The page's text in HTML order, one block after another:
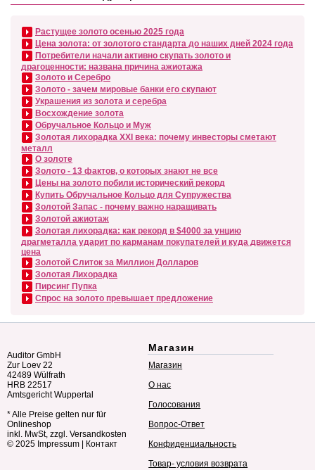
Растущее золото осенью 2025 года
Цена золота: от золотого стандарта до наших дней 2024 года
Потребители начали активно скупать золото и
драгоценности: названа причина ажиотажа
Золото и Серебро
Золото - зачем мировые банки его скупают
Украшения из золота и серебра
Восхождение золота
Обручальное Кольцо и Муж
Золотая лихорадка XXI века: почему инвесторы сметают
металл
О золоте
Золото - 13 фактов, о которых знают не все
Цены на золото побили исторический рекорд
Купить Обручальное Кольцо для Супружества
Золотой Запас - почему важно наращивать
Золотой ажиотаж
Золотая лихорадка: как рекорд в $4000 за унцию
драгметалла ударит по карманам покупателей и куда движется
цена
Золотой Слиток за Миллион Долларов
Золотая Лихорадка
Пирсинг Пупка
Спрос на золото превышает предложение
Auditor GmbH
Zur Loev 22
42489 Wülfrath
HRB 22517
Amtsgericht Wuppertal
* Alle Preise gelten nur für
Onlineshop
inkl. MwSt, zzgl. Versandkosten
© 2025 Impressum | Контакт
Магазин
Магазин
О нас
Голосования
Вопрос-Ответ
Конфиденциальность
Товар- условия возврата